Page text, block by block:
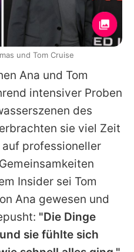
Ana und Tom
intensiver Proben
des
sie viel Zeit
professioneller
Insider sei Tom
Ana gewesen und
"Die Dinge
sie fühlte sich
und Tom Cruise